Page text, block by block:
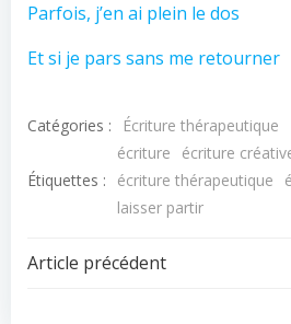
Parfois, j’en ai plein le dos
Et si je pars sans me retourner
Catégories : Écriture thérapeutique
Étiquettes :
écriture écriture
écriture thérapeutique
laisser partir
Article précédent